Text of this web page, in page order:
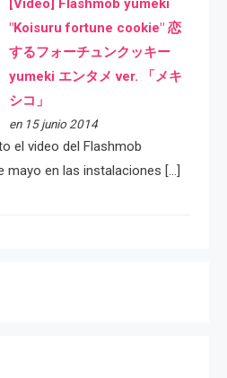
[Video] Flashmob yumeki
"Koisuru fortune cookie" 恋
するフォーチュンクッキー
yumeki エンタメ ver. 「メキ
シコ」
en 15 junio 2014
el video del Flashmob
mayo en las instalaciones […]